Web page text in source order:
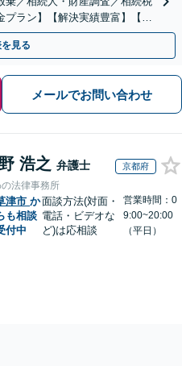
ラン】【解決実績豊富】【電
見る
メールでお問い合わせ
浩之 弁護士 京都府
法律事務所
津市 か
も相談
付中
面談方法(対面・
電話・ビデオな
ど)は応相談
営業時間：0
9:00~20:00
（平日）